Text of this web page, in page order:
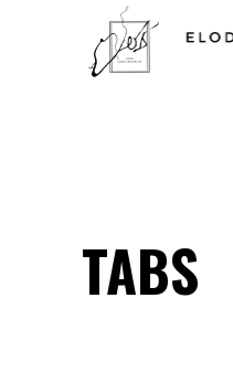
TABS